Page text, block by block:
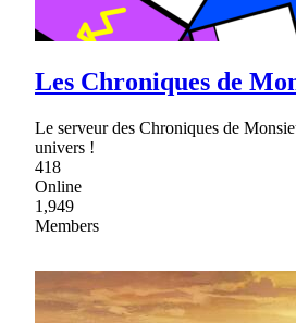
Les Chroniques de
Le serveur des Chroniques de
univers !
418
Online
1,949
Members